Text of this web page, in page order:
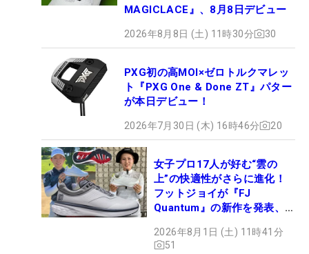
MAGICLACE』、8月8日デビュー
2026年8月8日 (土) 11時30分 30
PXG初の高MOI×ゼロトルクマレッ
ト『PXG One & Done ZT』パター
が本日デビュー！
2026年7月30日 (木) 16時46分 20
女子プロ17人が好む“雲の
上”の快適性がさらに進化！
フットジョイが『FJ
Quantum』の新作を発表、8
2026年8月1日 (土) 11時41分
51